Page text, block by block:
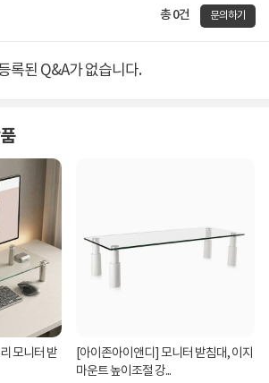
총 0건 문의하기
록된 Q&A가 없습니다.
모니터 받
[아이존아이앤디] 모니터 받침대, 이지
마운트 높이조절 강...